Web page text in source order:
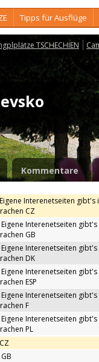
Tipps für Ausflüge
TSCHECHIEN
Kommentare
Eigene Interenetseiten gibt's
CZ
Eigene Interenetseiten gibt's
GB
Eigene Interenetseiten gibt's
DK
Eigene Interenetseiten gibt's
ESP
Eigene Interenetseiten gibt's
F
Eigene Interenetseiten gibt's
PL
CZ
GB